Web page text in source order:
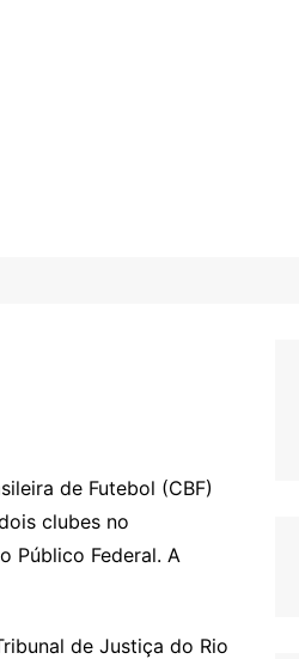
de Futebol (CBF)
clubes no
Público Federal. A
de Justiça do Rio